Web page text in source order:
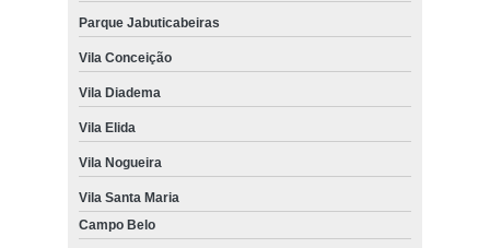
Parque Jabuticabeiras
Vila Conceição
Vila Diadema
Vila Elida
Vila Nogueira
Vila Santa Maria
Campo Belo